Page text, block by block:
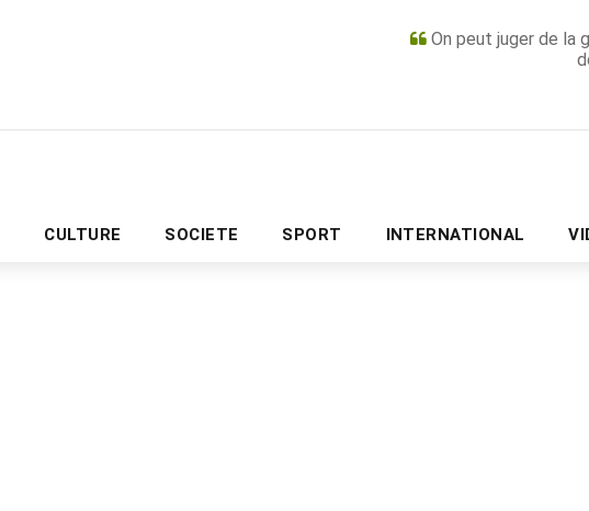
On peut juger de la
CULTURE SOCIETE SPORT INTERNATIONAL
PUBLICITÉ